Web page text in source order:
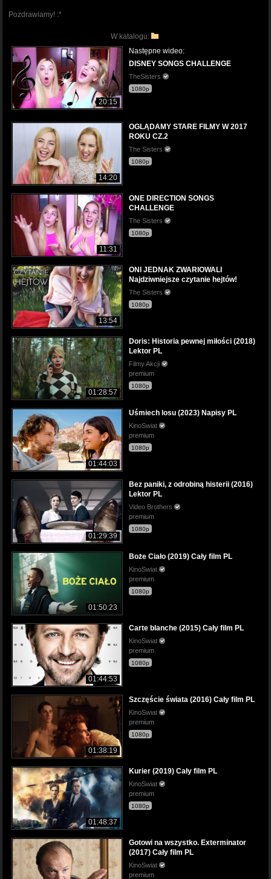
Pozdrawiamy! :*
W katalogu:
20:15
Następne wideo:
DISNEY SONGS CHALLENGE
TheSisters
1080p
14:20
OGLĄDAMY STARE FILMY W 2017
ROKU CZ.2
The Sisters
1080p
11:31
ONE DIRECTION SONGS
CHALLENGE
The Sisters
1080p
13:54
ONI JEDNAK ZWARIOWALI
Najdziwniejsze czytanie hejtów!
The Sisters
1080p
01:28:57
Doris: Historia pewnej miłości (2018)
Lektor PL
Filmy Akcji
premium
1080p
01:44:03
Uśmiech losu (2023) Napisy PL
KinoSwiat
premium
1080p
01:29:39
Bez paniki, z odrobiną histerii (2016)
Lektor PL
Video Brothers
premium
1080p
01:50:23
Boże Ciało (2019) Cały film PL
KinoSwiat
premium
1080p
01:44:53
Carte blanche (2015) Cały film PL
KinoSwiat
premium
1080p
01:38:19
Szczęście świata (2016) Cały film PL
KinoSwiat
premium
1080p
01:48:37
Kurier (2019) Cały film PL
KinoSwiat
premium
1080p
Gotowi na wszystko. Exterminator
(2017) Cały film PL
KinoSwiat
premium